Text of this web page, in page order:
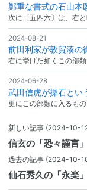
鄭重な書式の石山本
次に〔五四六〕は、右
2024-08-21
前田利家が敦賀湊の
右に挙げた如くこの部
2024-06-28
武田信虎が操石とい
更にこの部類に入るも
新しい記事 (2024-10-
信玄の「恐々謹言
過去の記事 (2024-10-
仙石秀久の「永楽